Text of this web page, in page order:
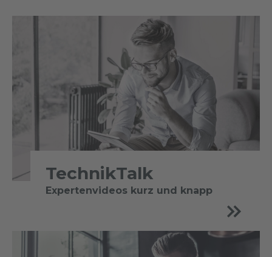
TechnikTalk
Expertenvideos kurz und knapp